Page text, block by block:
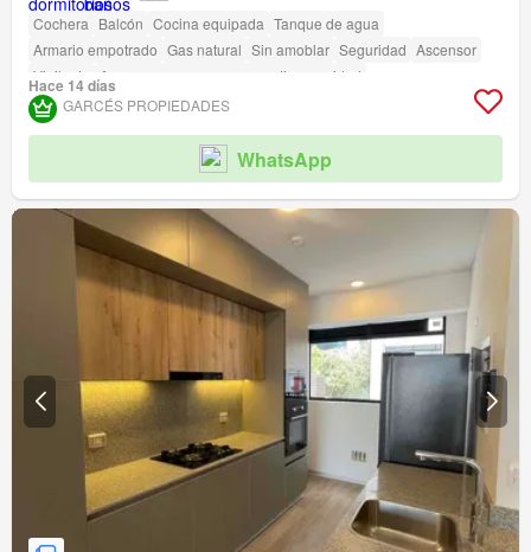
Cochera Balcón Cocina equipada Tanque de agua
Armario empotrado Gas natural Sin amoblar Seguridad Ascensor
Vigilante
Acceso para personas con discapacidad
Hace 14 días
GARCÉS PROPIEDADES
WhatsApp